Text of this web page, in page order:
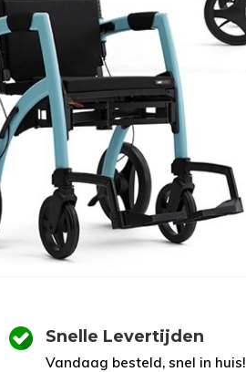
Snelle Levertijden
Vandaag besteld, snel in huis!